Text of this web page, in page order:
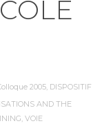
2005, DISPOSITIF
AND THE
, VOIE